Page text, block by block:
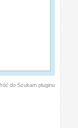
do Szukam pluginu